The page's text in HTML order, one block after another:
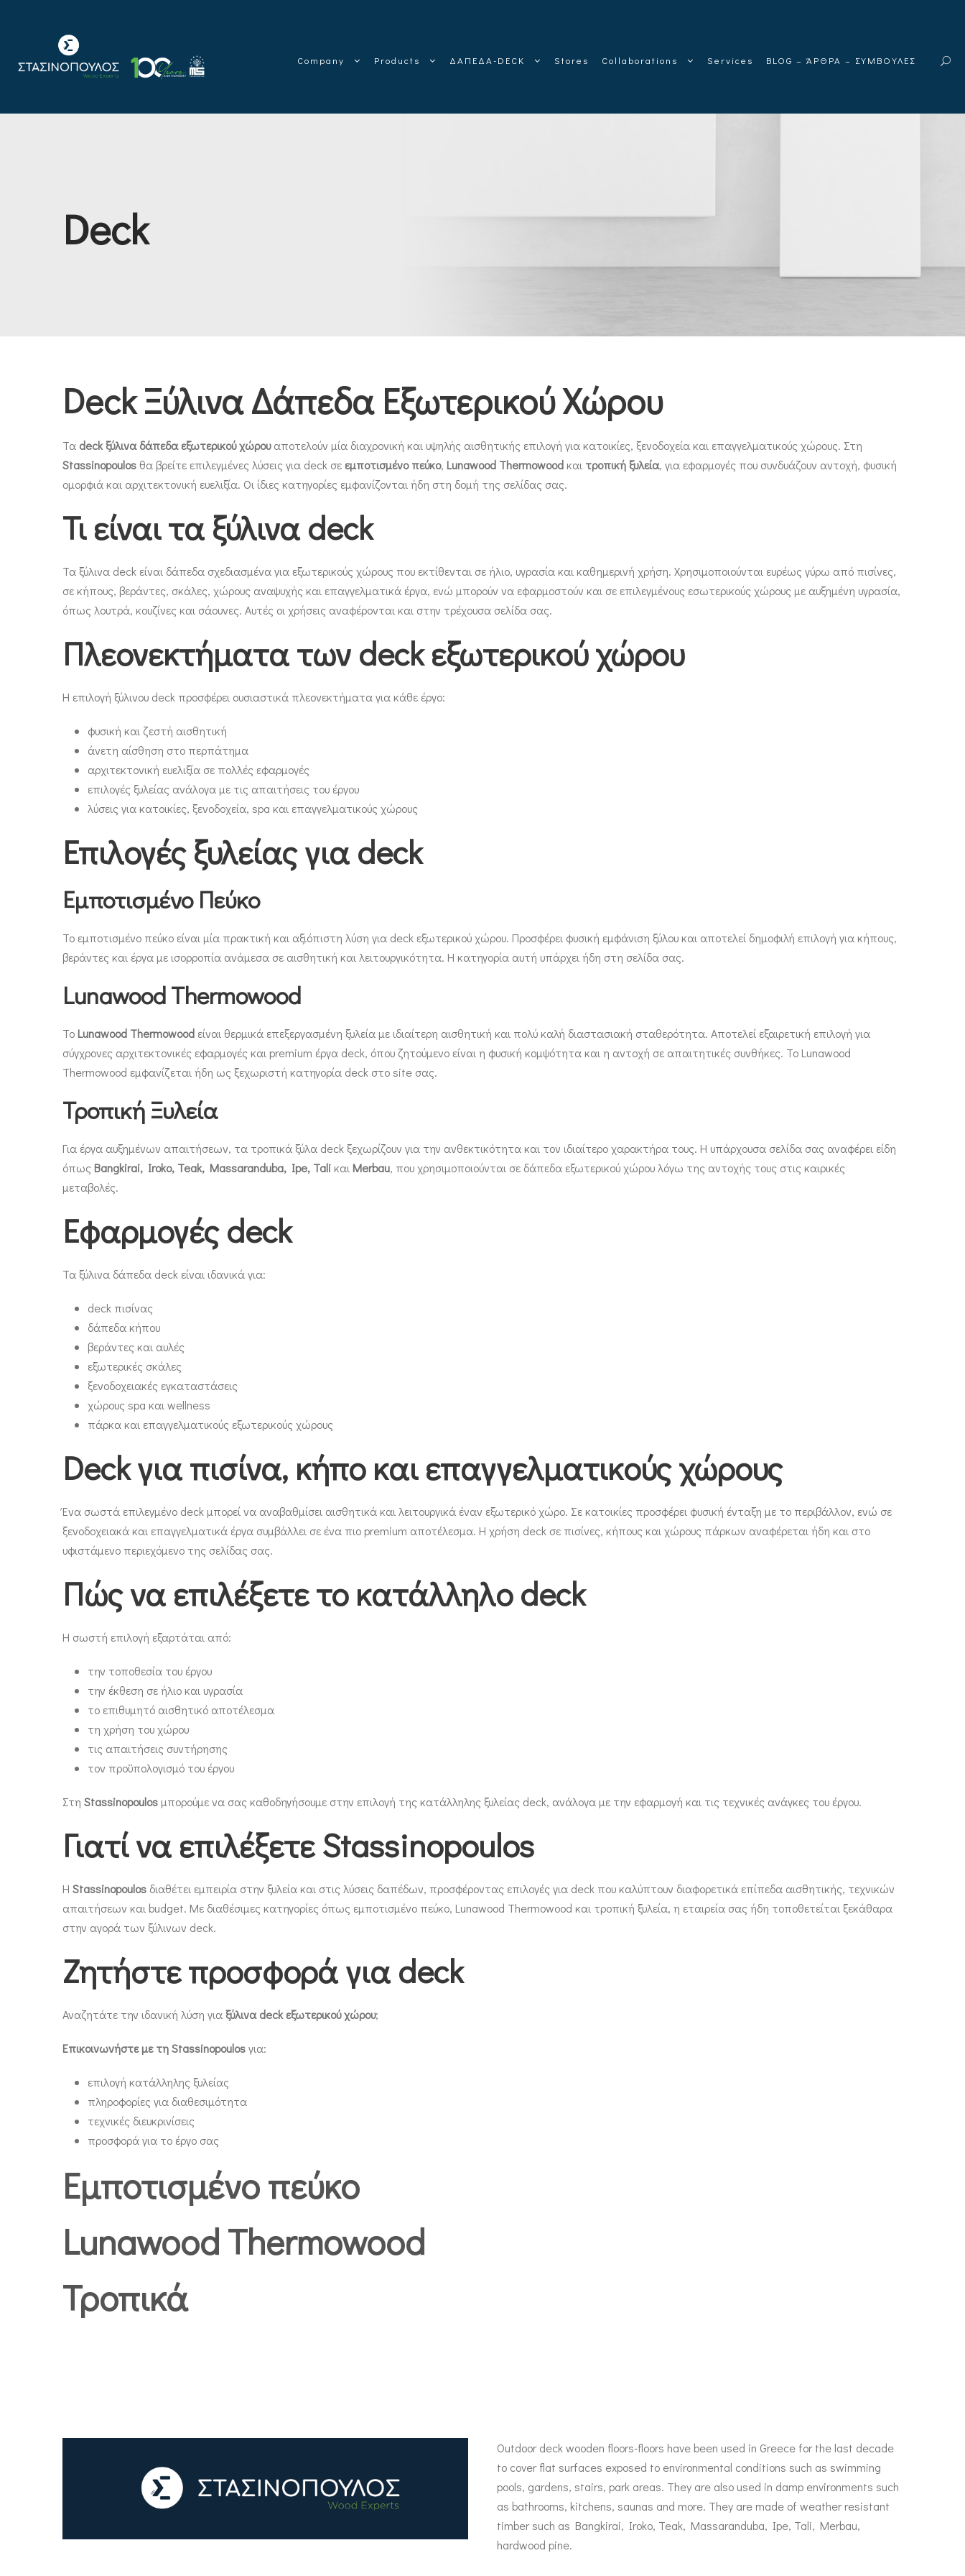
Company Products ΔΑΠΕΔΑ-DECK Stores Collaborations Services BLOG – ΆΡΘΡΑ – ΣΥΜΒΟΥΛΕΣ
Deck
Deck Ξύλινα Δάπεδα Εξωτερικού Χώρου
Τα deck ξύλινα δάπεδα εξωτερικού χώρουαποτελούν μία διαχρονική και υψηλής αισθητικής επιλογή για κατοικίες, ξενοδοχεία και επαγγελματικούς χώρους. Στη
Stassinopoulos θα βρείτε επιλεγμένες λύσεις για deck σε εμποτισμένο πεύκο, Lunawood Thermowood και τροπική ξυλεία, για εφαρμογές που συνδυάζουν αντοχή, φυσική
ομορφιά και αρχιτεκτονική ευελιξία. Οι ίδιες κατηγορίες εμφανίζονται ήδη στη δομή της σελίδας σας.
Τι είναι τα ξύλινα deck
Τα ξύλινα deck είναι δάπεδα σχεδιασμένα για εξωτερικούς χώρους που εκτίθενται σε ήλιο, υγρασία και καθημερινή χρήση. Χρησιμοποιούνται ευρέως γύρω από πισίνες,
σε κήπους, βεράντες, σκάλες, χώρους αναψυχής και επαγγελματικά έργα, ενώ μπορούν να εφαρμοστούν και σε επιλεγμένους εσωτερικούς χώρους με αυξημένη υγρασία,
όπως λουτρά, κουζίνες και σάουνες. Αυτές οι χρήσεις αναφέρονται και στην τρέχουσα σελίδα σας.
Πλεονεκτήματα των deck εξωτερικού χώρου
Η επιλογή ξύλινου deck προσφέρει ουσιαστικά πλεονεκτήματα για κάθε έργο:
φυσική και ζεστή αισθητική
άνετη αίσθηση στο περπάτημα
αρχιτεκτονική ευελιξία σε πολλές εφαρμογές
επιλογές ξυλείας ανάλογα με τις απαιτήσεις του έργου
λύσεις για κατοικίες, ξενοδοχεία, spa και επαγγελματικούς χώρους
Επιλογές ξυλείας για deck
Εμποτισμένο Πεύκο
Το εμποτισμένο πεύκο είναι μία πρακτική και αξιόπιστη λύση για deck εξωτερικού χώρου. Προσφέρει φυσική εμφάνιση ξύλου και αποτελεί δημοφιλή επιλογή για κήπους,
βεράντες και έργα με ισορροπία ανάμεσα σε αισθητική και λειτουργικότητα. Η κατηγορία αυτή υπάρχει ήδη στη σελίδα σας.
Lunawood Thermowood
Το Lunawood Thermowood είναι θερμικά επεξεργασμένη ξυλεία με ιδιαίτερη αισθητική και πολύ καλή διαστασιακή σταθερότητα. Αποτελεί εξαιρετική επιλογή για
σύγχρονες αρχιτεκτονικές εφαρμογές και premium έργα deck, όπου ζητούμενο είναι η φυσική κομψότητα και η αντοχή σε απαιτητικές συνθήκες. Το Lunawood
Thermowood εμφανίζεται ήδη ως ξεχωριστή κατηγορία deck στο site σας.
Τροπική Ξυλεία
Για έργα αυξημένων απαιτήσεων, τα τροπικά ξύλα deck ξεχωρίζουν για την ανθεκτικότητα και τον ιδιαίτερο χαρακτήρα τους. Η υπάρχουσα σελίδα σας αναφέρει είδη
όπως Bangkirai, Iroko, Teak, Massaranduba, Ipe, Tali και Merbau, που χρησιμοποιούνται σε δάπεδα εξωτερικού χώρου λόγω της αντοχής τους στις καιρικές
μεταβολές.
Εφαρμογές deck
Τα ξύλινα δάπεδα deck είναι ιδανικά για:
deck πισίνας
δάπεδα κήπου
βεράντες και αυλές
εξωτερικές σκάλες
ξενοδοχειακές εγκαταστάσεις
χώρους spa και wellness
πάρκα και επαγγελματικούς εξωτερικούς χώρους
Deck για πισίνα, κήπο και επαγγελματικούς χώρους
Ένα σωστά επιλεγμένο deck μπορεί να αναβαθμίσει αισθητικά και λειτουργικά έναν εξωτερικό χώρο. Σε κατοικίες προσφέρει φυσική ένταξη με το περιβάλλον, ενώ σε
ξενοδοχειακά και επαγγελματικά έργα συμβάλλει σε ένα πιο premium αποτέλεσμα. Η χρήση deck σε πισίνες, κήπους και χώρους πάρκων αναφέρεται ήδη και στο
υφιστάμενο περιεχόμενο της σελίδας σας.
Πώς να επιλέξετε το κατάλληλο deck
Η σωστή επιλογή εξαρτάται από:
την τοποθεσία του έργου
την έκθεση σε ήλιο και υγρασία
το επιθυμητό αισθητικό αποτέλεσμα
τη χρήση του χώρου
τις απαιτήσεις συντήρησης
τον προϋπολογισμό του έργου
Στη Stassinopoulos μπορούμε να σας καθοδηγήσουμε στην επιλογή της κατάλληλης ξυλείας deck, ανάλογα με την εφαρμογή και τις τεχνικές ανάγκες του έργου.
Γιατί να επιλέξετε Stassinopoulos
Η Stassinopoulos διαθέτει εμπειρία στην ξυλεία και στις λύσεις δαπέδων, προσφέροντας επιλογές για deck που καλύπτουν διαφορετικά επίπεδα αισθητικής, τεχνικών
απαιτήσεων και budget. Με διαθέσιμες κατηγορίες όπως εμποτισμένο πεύκο, Lunawood Thermowood και τροπική ξυλεία, η εταιρεία σας ήδη τοποθετείται ξεκάθαρα
στην αγορά των ξύλινων deck.
Ζητήστε προσφορά για deck
Αναζητάτε την ιδανική λύση για ξύλινα deck εξωτερικού χώρου;
Επικοινωνήστε με τη Stassinopoulosγια:
επιλογή κατάλληλης ξυλείας
πληροφορίες για διαθεσιμότητα
τεχνικές διευκρινίσεις
προσφορά για το έργο σας
Εμποτισμένο πεύκο
Lunawood Thermowood
Τροπικά
Outdoor deck wooden floors-floors have been used in Greece for the last decade
to cover flat surfaces exposed to environmental conditions such as swimming
pools, gardens, stairs, park areas. They are also used in damp environments such
as bathrooms, kitchens, saunas and more. They are made of weather resistant
timber such as Bangkirai, Iroko, Teak, Massaranduba, Ipe, Tali, Merbau,
hardwood pine.